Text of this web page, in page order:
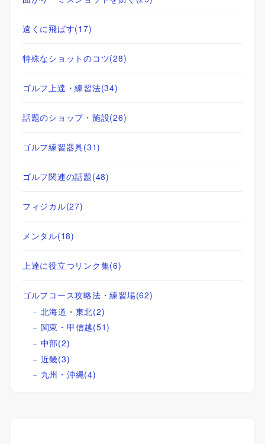
遠くに飛ばす(17)
特殊なショットのコツ(28)
ゴルフ上達・練習法(34)
話題のショップ・施設(26)
ゴルフ練習器具(31)
ゴルフ関連の話題(48)
フィジカル(27)
メンタル(18)
上達に役立つリンク集(6)
ゴルフコース攻略法・練習場(62)
北海道・東北(2)
関東・甲信越(51)
中部(2)
近畿(3)
九州・沖縄(4)